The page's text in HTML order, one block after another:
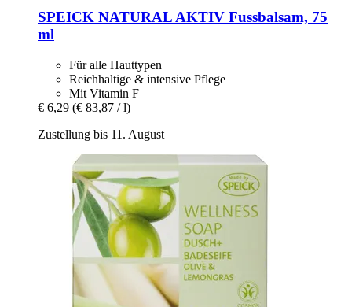
SPEICK NATURAL AKTIV Fussbalsam, 75
ml
Für alle Hauttypen
Reichhaltige & intensive Pflege
Mit Vitamin F
€ 6,29 (€ 83,87 / l)
Zustellung bis 11. August